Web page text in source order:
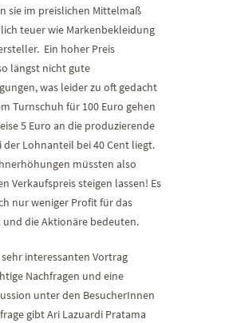
sie im preislichen Mittelmaß
teuer wie Markenbekleidung
Ein hoher Preis
längst nicht gute
was leider zu oft gedacht
Turnschuh für 100 Euro gehen
5 Euro an die produzierende
der Lohnanteil bei 40 Cent liegt.
müssten also
Verkaufspreis steigen lassen! Es
nur weniger Profit für das
und die Aktionäre bedeuten.
interessanten Vortrag
Nachfragen und eine
unter den BesucherInnen
gibt Ari Lazuardi Pratama